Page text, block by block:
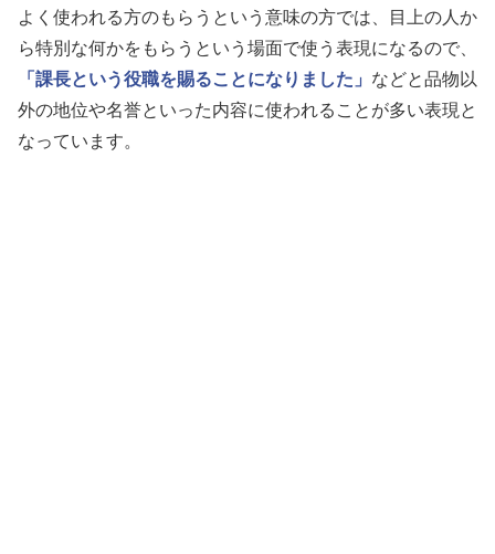
よく使われる方のもらうという意味の方では、目上の人か
ら特別な何かをもらうという場面で使う表現になるので、
「課長という役職を賜ることになりました」 などと品物以
外の地位や名誉といった内容に使われることが多い表現と
なっています。